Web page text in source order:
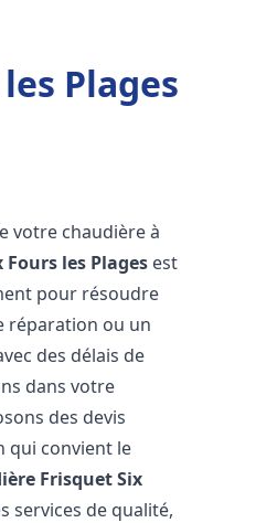
Plages
votre chaudière à
Fours les Plages est
pour résoudre
réparation ou un
des délais de
dans votre
des devis
qui convient le
FrisquetSix
services de qualité,